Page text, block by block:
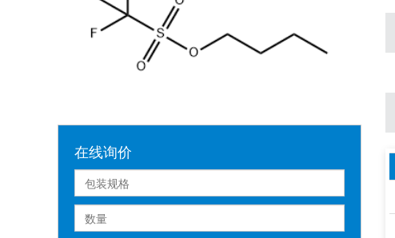
在线询价